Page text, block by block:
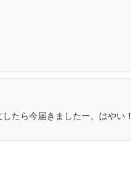
たら今届きましたー。はやい